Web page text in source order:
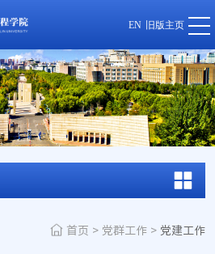
EN 旧版主页
首页 > 党群工作 > 党建工作